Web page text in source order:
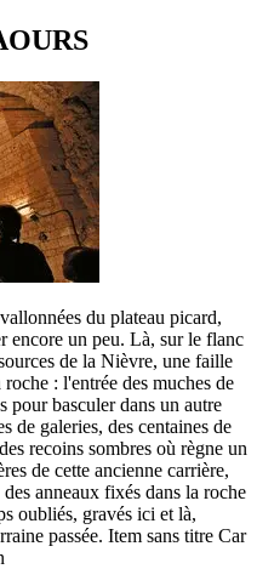
du plateau picard,
encore un peu. Là, sur le flanc
de la Nièvre, une faille
: l'entrée des muches de
pour basculer dans un autre
de galeries, des centaines de
recoins sombres où règne un
de cette ancienne carrière,
anneaux fixés dans la roche
oubliés, gravés ici et là,
passée. Item sans titre Car